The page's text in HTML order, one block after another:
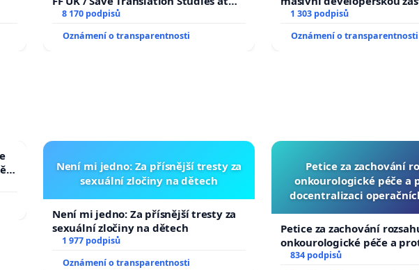
the Faculty of Arts, Charles
University
8 170 podpisů
Oznámení o transparentnosti
1 303 podpisů
Oznámení o transparentnosti
Není mi jedno: Za přísnější tresty za
sexuální zločiny na dětech
Není mi jedno: Za přísnější tresty za
sexuální zločiny na dětech
1 977 podpisů
Oznámení o transparentnosti
Petice za zachování
onkourologické péče a
docentralizaci
Petice za zachování
onkourologické péče a
docentralizaci operačních
834 podpisů